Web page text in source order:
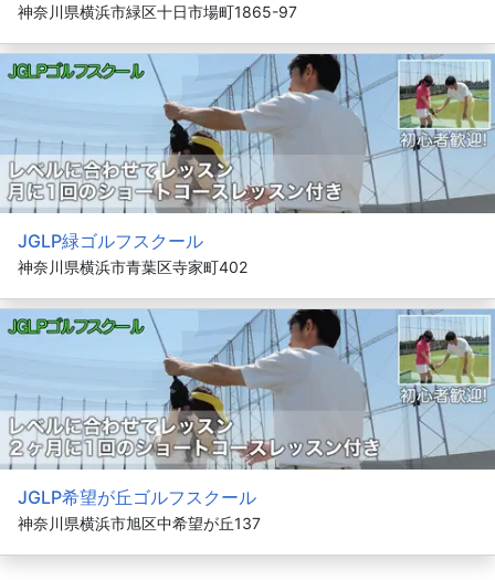
神奈川県横浜市緑区十日市場町1865-97
JGLP緑ゴルフスクール
神奈川県横浜市青葉区寺家町402
JGLP希望が丘ゴルフスクール
神奈川県横浜市旭区中希望が丘137